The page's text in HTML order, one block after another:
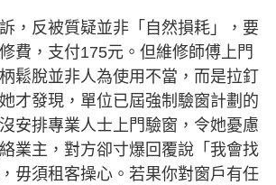
，反被質疑並非「自然損耗」，要
費，支付175元。但維修師傅上門
鬆脫並非人為使用不當，而是拉釘
才發現，單位已屆強制驗窗計劃的
安排專業人士上門驗窗，令她憂慮
業主，對方卻寸爆回覆說「我會找
毋須租客操心。若果你對窗戶有任